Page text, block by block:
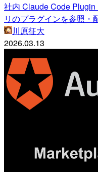
社内 Claude Code Plugin
リのプラグインを参照・
川原征大
2026.03.13